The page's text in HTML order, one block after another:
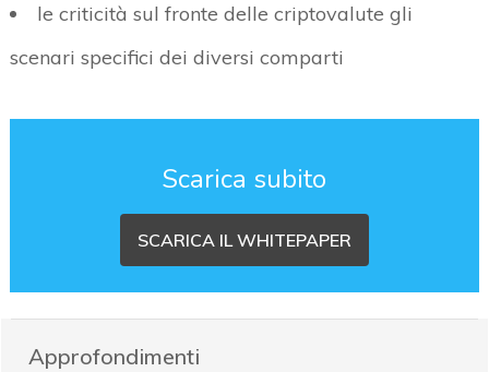
le criticità sul fronte delle criptovalute gli
scenari specifici dei diversi comparti
Scarica subito
SCARICA IL WHITEPAPER
Approfondimenti